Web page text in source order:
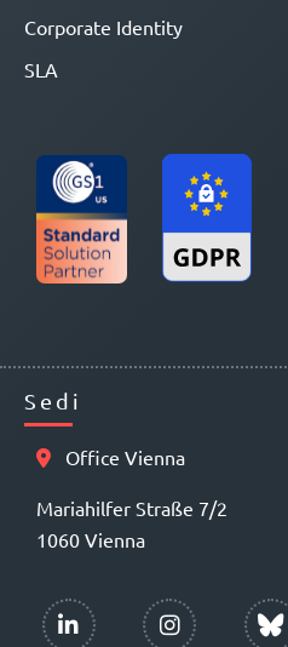
Corporate Identity
SLA
Sedi
Office Vienna
Mariahilfer Straße 7/2
1060 Vienna